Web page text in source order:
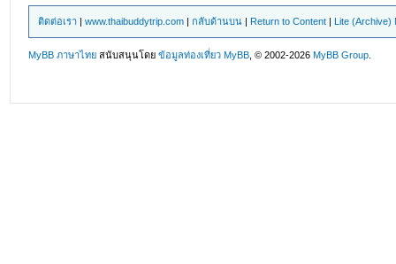
ติดต่อเรา |www.thaibuddytrip.com |กลับด้านบน | Return to Content | Lite (Archive)
MyBB ภาษาไทย สนับสนุนโดยข้อมูลท่องเที่ยว MyBB , © 2002-2026MyBB Group